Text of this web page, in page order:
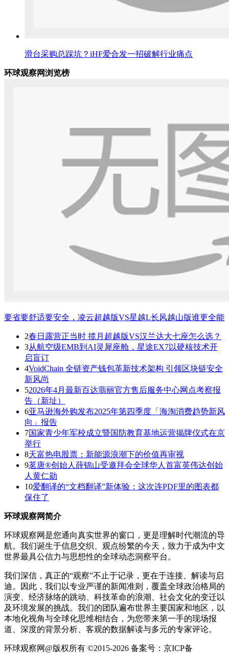
滑台采购总踩坑？iHF爱合发一招破解行业痛点
环球观察网浏览榜
要省要舒适要安全，凌云超越版VS星越L长风越山版谁更全能
2春日露营正当时 揽月超越版VS汉兰达大七座怎么选？
3从航空级EMB到AI灵犀座舱，星途EX7以硬核技术开
启盲订
4VoidChain 全链资产钱包革新技术架构 引领区块链安全
新风尚
52026年4月最新百达翡丽官方售后服务中心网点考察报
告（新址）
6亚马逊海外购发布2025年第四季度「海淘消费趋势新风
向」报告
7国家青少年军校成立暨国防教育基地运营揭牌仪式在京
举行
8天富热电股票：新能源浪潮下的价值再审视
9茗唐®创始人薛锦山受邀拜会全球华人首富英伟达创始
人黄仁勋
10爱翻译的“文档翻译”新体验：这次连PDF里的图表都
保住了
环球观察网简介
环球观察网是您通向真实世界的窗口，更是理解时代潮流的导
航。我们诞生于信息交织、观点纷繁的今天，致力于成为中文
世界最具公信力与思想性的全球动态洞察平台。
我们深信，真正的“观察”不止于记录，更在于连接、解读与启
迪。因此，我们以专业严谨的新闻准则，覆盖全球政治格局的
演变、经济脉络的跳动、科技革命的浪潮、社会文化的变迁以
及环境发展的挑战。我们的团队遍布世界主要国家和地区，以
本地化视角与全球化思维相结合，为您带来第一手的现场报
道、深度的背景分析、客观的数据解读与多元的专家评论。
环球观察网@版权所有 ©2015-2026 备案号：京ICP备